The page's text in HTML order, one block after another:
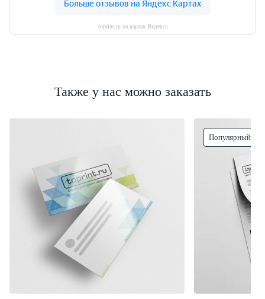
toprint.ru на картах Яндекса
Также у нас можно заказать
Популярный